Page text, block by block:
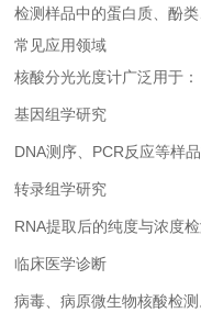
检测样品中的蛋白质、酚
常见应用领域
核酸分光光度计广泛用于：
基因组学研究
DNA测序、PCR反应等样
转录组学研究
RNA提取后的纯度与浓度
临床医学诊断
病毒、病原微生物核酸检测